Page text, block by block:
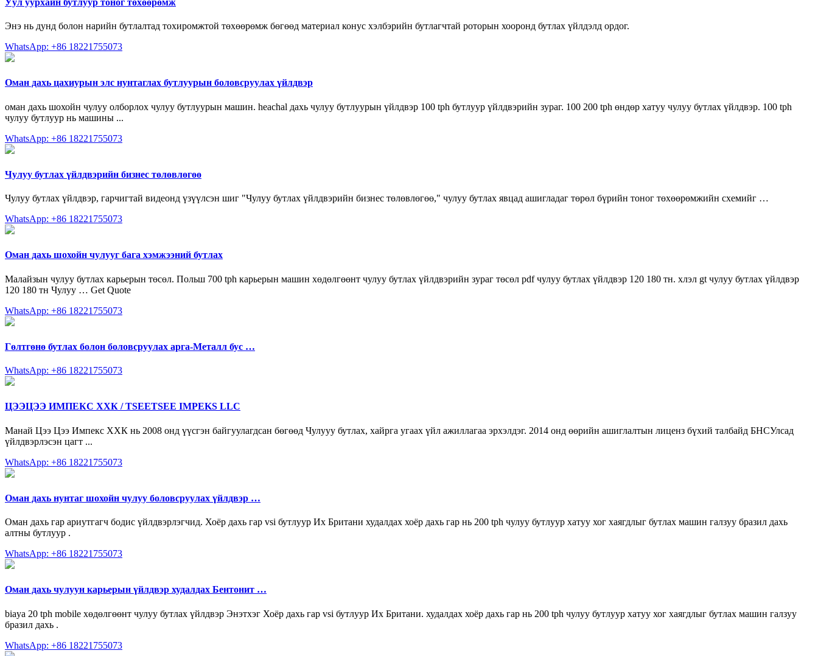
Энэ нь дунд болон нарийн бутлалтад тохиромжтой төхөөрөмж бөгөөд материал конус хэлбэрийн бутлагчтай роторын хооронд бутлах үйлдэлд ордог.
WhatsApp: +86 18221755073
Оман дахь цахиурын элс нунтаглах бутлуурын боловсруулах үйлдвэр
оман дахь шохойн чулуу олборлох чулуу бутлуурын машин. heachal дахь чулуу бутлуурын үйлдвэр 100 tph бутлуур үйлдвэрийн зураг. 100 200 tph өндөр хатуу чулуу бутлах үйлдвэр. 100 tph
чулуу бутлуур нь машины ...
WhatsApp: +86 18221755073
Чулуу бутлах үйлдвэрийн бизнес төлөвлөгөө
Чулуу бутлах үйлдвэр, гарчигтай видеонд үзүүлсэн шиг "Чулуу бутлах үйлдвэрийн бизнес төлөвлөгөө," чулуу бутлах явцад ашигладаг төрөл бүрийн тоног төхөөрөмжийн схемийг …
WhatsApp: +86 18221755073
Оман дахь шохойн чулууг бага хэмжээний бутлах
Малайзын чулуу бутлах карьерын төсөл. Польш 700 tph карьерын машин хөдөлгөөнт чулуу бутлах үйлдвэрийн зураг төсөл pdf чулуу бутлах үйлдвэр 120 180 тн. хлэл gt чулуу бутлах үйлдвэр
120 180 тн Чулуу … Get Quote
WhatsApp: +86 18221755073
Гөлтгөнө бутлах болон боловсруулах арга-Металл бус …
WhatsApp: +86 18221755073
ЦЭЭЦЭЭ ИМПЕКС ХХК / TSEETSEE IMPEKS LLC
Манай Цээ Цээ Импекс ХХК нь 2008 онд үүсгэн байгуулагдсан бөгөөд Чулууу бутлах, хайрга угаах үйл ажиллагаа эрхэлдэг. 2014 онд өөрийн ашиглалтын лиценз бүхий талбайд БНСУлсад
үйлдвэрлэсэн цагт ...
WhatsApp: +86 18221755073
Оман дахь нунтаг шохойн чулуу боловсруулах үйлдвэр …
Оман дахь гар ариутгагч бодис үйлдвэрлэгчид. Хоёр дахь гар vsi бутлуур Их Британи худалдах хоёр дахь гар нь 200 tph чулуу бутлуур хатуу хог хаягдлыг бутлах машин галзуу бразил дахь
алтны бутлуур .
WhatsApp: +86 18221755073
Оман дахь чулуун карьерын үйлдвэр худалдах Бентонит …
biaya 20 tph mobile хөдөлгөөнт чулуу бутлах үйлдвэр Энэтхэг Хоёр дахь гар vsi бутлуур Их Британи. худалдах хоёр дахь гар нь 200 tph чулуу бутлуур хатуу хог хаягдлыг бутлах машин галзуу
бразил дахь .
WhatsApp: +86 18221755073